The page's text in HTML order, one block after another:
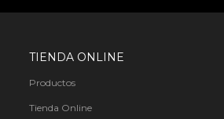
TIENDA ONLINE
Productos
Tienda Online